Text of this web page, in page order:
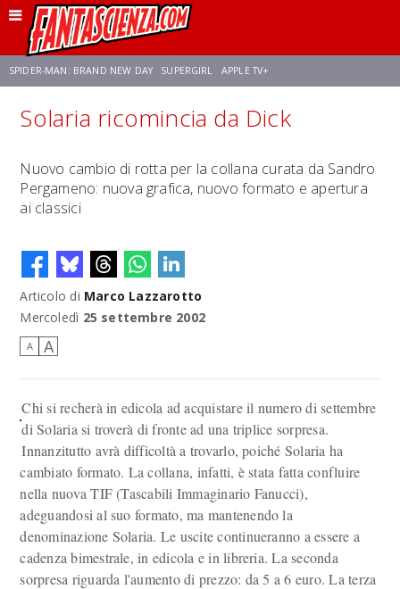
SPIDER-MAN: BRAND NEW DAY SUPERGIRL APPLE TV+
FRANCO RICCIARDIELLO ZENDAYA AVENGERS: DOOMSDAY
NETFLIX SADIE SINK STAR TREK: STRANGE NEW WORLDS
Solaria ricomincia da Dick
Nuovo cambio di rotta per la collana curata da Sandro
Pergameno: nuova grafica, nuovo formato e apertura
ai classici
Articolo di Marco Lazzarotto
Mercoledì 25 settembre 2002
A A
Chi si recherà in edicola ad acquistare il numero di settembre
di Solaria si troverà di fronte ad una triplice sorpresa.
Innanzitutto avrà difficoltà a trovarlo, poiché Solaria ha
cambiato formato. La collana, infatti, è stata fatta confluire
nella nuova TIF (Tascabili Immaginario Fanucci),
adeguandosi al suo formato, ma mantenendo la
denominazione Solaria. Le uscite continueranno a essere a
cadenza bimestrale, in edicola e in libreria. La seconda
sorpresa riguarda l'aumento di prezzo: da 5 a 6 euro. La terza